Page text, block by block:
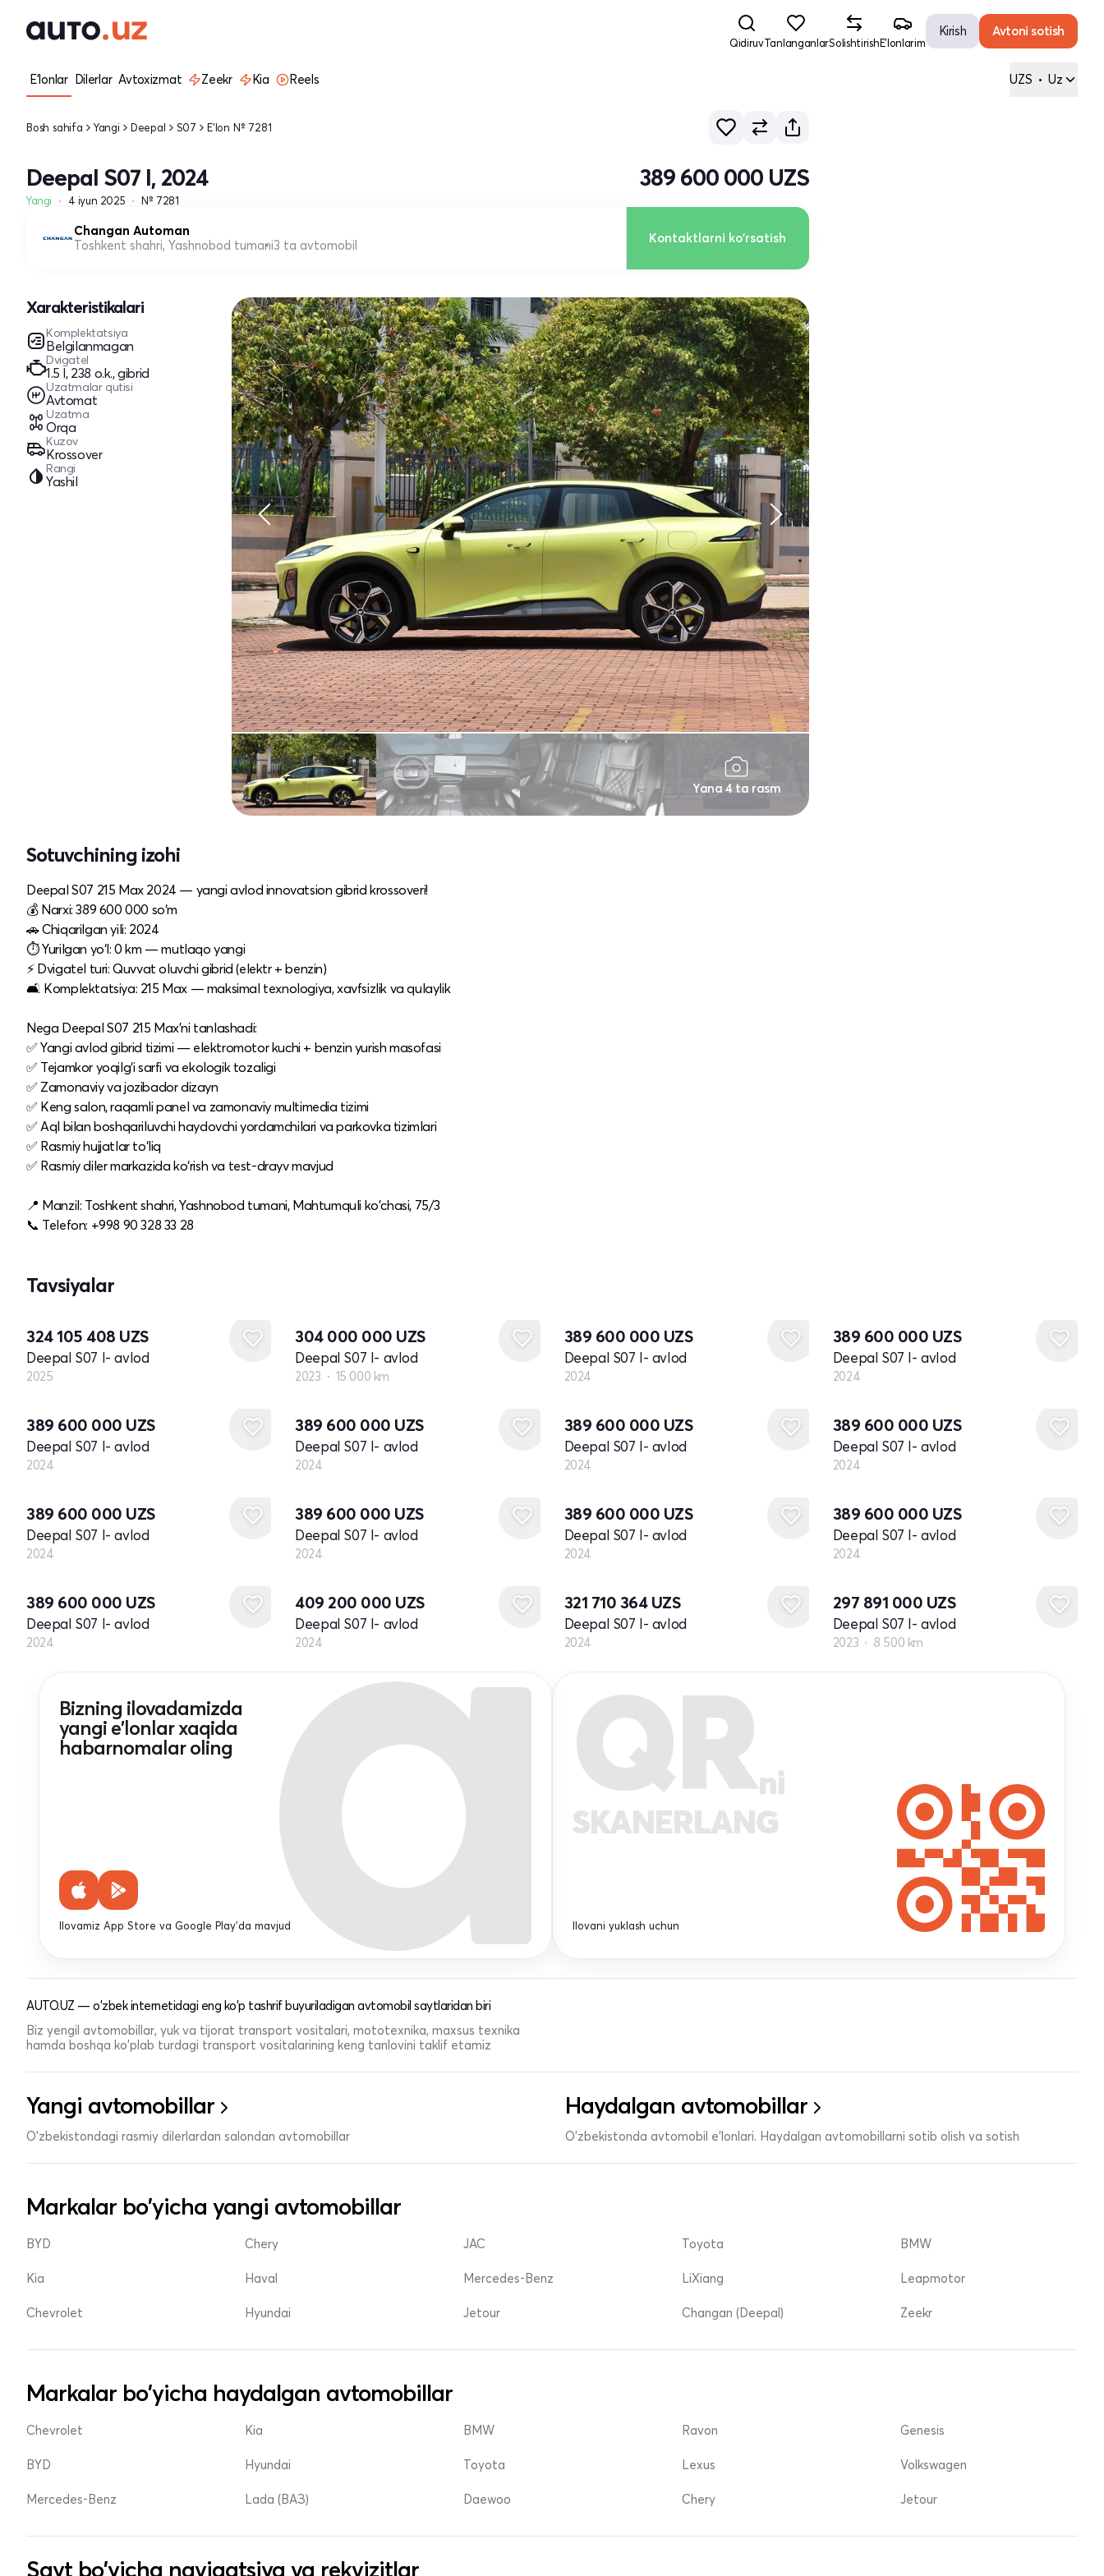
QidiruvTanlanganlarSolishtirishE'lonlarim
Kirish Avtoni sotish
E'lonlar Dilerlar Avtoxizmat Zeekr Kia Reels UZS • Uz
Bosh sahifa Yangi Deepal S07 E'lon № 7281
Deepal S07 I, 2024
Yangi 4 iyun 2025 № 7281
389 600 000 UZS
Changan Automan
Toshkent shahri, Yashnobod tumani3 ta avtomobil Kontaktlarni ko'rsatish
Xarakteristikalari
Komplektatsiya
Belgilanmagan
Dvigatel
1.5 l, 238 o.k., gibrid
Uzatmalar qutisi
Avtomat
Uzatma
Orqa
Kuzov
Krossover
Rangi
Yashil
Yana 4 ta rasm
Sotuvchining izohi
Deepal S07 215 Max 2024 — yangi avlod innovatsion gibrid krossoveri!
💰 Narxi: 389 600 000 so‘m
🚗 Chiqarilgan yili: 2024
⏱ Yurilgan yo‘l: 0 km — mutlaqo yangi
⚡ Dvigatel turi: Quvvat oluvchi gibrid (elektr + benzin)
🛋 Komplektatsiya: 215 Max — maksimal texnologiya, xavfsizlik va qulaylik
Nega Deepal S07 215 Max’ni tanlashadi:
✅ Yangi avlod gibrid tizimi — elektromotor kuchi + benzin yurish masofasi
✅ Tejamkor yoqilg‘i sarfi va ekologik tozaligi
✅ Zamonaviy va jozibador dizayn
✅ Keng salon, raqamli panel va zamonaviy multimedia tizimi
✅ Aql bilan boshqariluvchi haydovchi yordamchilari va parkovka tizimlari
✅ Rasmiy hujjatlar to‘liq
✅ Rasmiy diler markazida ko‘rish va test-drayv mavjud
📍 Manzil: Toshkent shahri, Yashnobod tumani, Mahtumquli ko'chasi, 75/3
📞 Telefon: +998 90 328 33 28
Tavsiyalar
324 105 408 UZS
Deepal S07 I- avlod
2025
304 000 000 UZS
Deepal S07 I- avlod
2023 15 000 km
389 600 000 UZS
Deepal S07 I- avlod
2024
389 600 000 UZS
Deepal S07 I- avlod
2024
389 600 000 UZS
Deepal S07 I- avlod
2024
389 600 000 UZS
Deepal S07 I- avlod
2024
389 600 000 UZS
Deepal S07 I- avlod
2024
389 600 000 UZS
Deepal S07 I- avlod
2024
389 600 000 UZS
Deepal S07 I- avlod
2024
389 600 000 UZS
Deepal S07 I- avlod
2024
389 600 000 UZS
Deepal S07 I- avlod
2024
389 600 000 UZS
Deepal S07 I- avlod
2024
389 600 000 UZS
Deepal S07 I- avlod
2024
409 200 000 UZS
Deepal S07 I- avlod
2024
321 710 364 UZS
Deepal S07 I- avlod
2024
297 891 000 UZS
Deepal S07 I- avlod
2023 8 500 km
Bizning ilovadamizda
yangi e'lonlar xaqida
habarnomalar oling
Ilovamiz App Store va Google Play'da mavjud
QRni
SKANERLANG
Ilovani yuklash uchun
AUTO.UZ — o'zbek internetidagi eng ko'p tashrif buyuriladigan avtomobil saytlaridan biri
Biz yengil avtomobillar, yuk va tijorat transport vositalari, mototexnika, maxsus texnika
hamda boshqa ko'plab turdagi transport vositalarining keng tanlovini taklif etamiz
Yangi avtomobillar
O'zbekistondagi rasmiy dilerlardan salondan avtomobillar
Haydalgan avtomobillar
O'zbekistonda avtomobil e’lonlari. Haydalgan avtomobillarni sotib olish va sotish
Markalar bo'yicha yangi avtomobillar
BYD
Kia
Chevrolet
Chery
Haval
Hyundai
JAC
Mercedes-Benz
Jetour
Toyota
LiXiang
Changan (Deepal)
BMW
Leapmotor
Zeekr
Markalar bo'yicha haydalgan avtomobillar
Chevrolet
BYD
Mercedes-Benz
Kia
Hyundai
Lada (ВАЗ)
BMW
Toyota
Daewoo
Ravon
Lexus
Chery
Genesis
Volkswagen
Jetour
Sayt bo'yicha navigatsiya va rekvizitlar